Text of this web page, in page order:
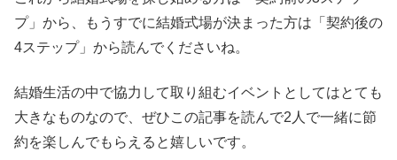
プ」から、もうすでに結婚式場が決まった方は「契約後の
4ステップ」から読んでくださいね。
結婚生活の中で協力して取り組むイベントとしてはとても
大きなものなので、ぜひこの記事を読んで2人で一緒に節
約を楽しんでもらえると嬉しいです。